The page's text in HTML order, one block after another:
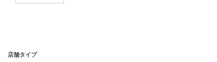
店舗タイプ